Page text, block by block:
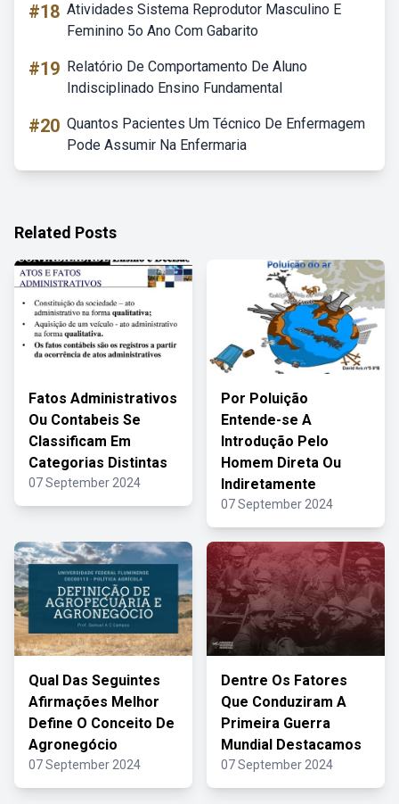
#18 Atividades Sistema Reprodutor Masculino E
Feminino 5o Ano Com Gabarito
#19 Relatório De Comportamento De Aluno
Indisciplinado Ensino Fundamental
#20 Quantos Pacientes Um Técnico De Enfermagem
Pode Assumir Na Enfermaria
Related Posts
Fatos Administrativos
Ou Contabeis Se
Classificam Em
Categorias Distintas
07 September 2024
Por Poluição
Entende-se A
Introdução Pelo
Homem Direta Ou
Indiretamente
07 September 2024
Qual Das Seguintes
Afirmações Melhor
Define O Conceito De
Agronegócio
07 September 2024
Dentre Os Fatores
Que Conduziram A
Primeira Guerra
Mundial Destacamos
07 September 2024